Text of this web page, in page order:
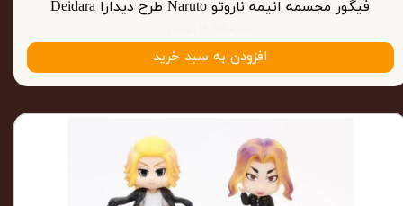
فیگور مجسمه انیمه ناروتو Naruto طرح دیدارا Deidara
افزودن به سبد خرید